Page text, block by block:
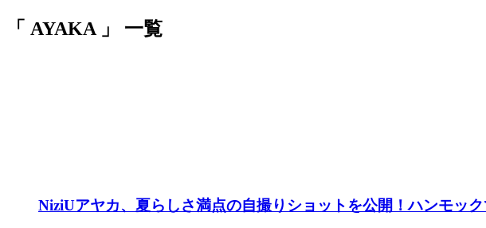
「 AYAKA 」 一覧
NiziUアヤカ、夏らしさ満点の自撮りショットを公開！ハンモッ